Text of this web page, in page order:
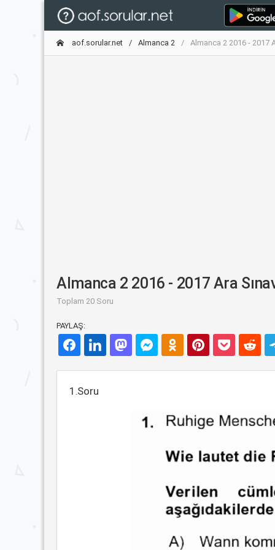
aof.sorular.net Almanca 2 Almanca 2 2016 - 2017
Almanca 2 2016 - 2017 Ara
Toplam 20 Soru
PAYLAŞ:
1.Soru